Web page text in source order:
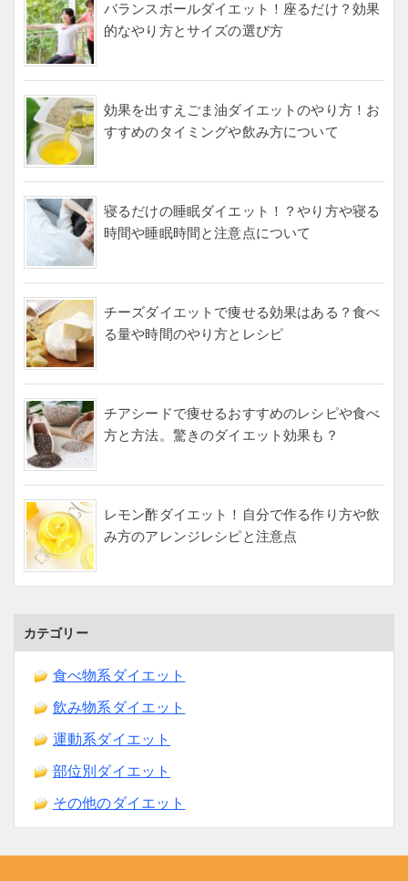
バランスボールダイエット！座るだけ？効果
的なやり方とサイズの選び方
効果を出すえごま油ダイエットのやり方！お
すすめのタイミングや飲み方について
寝るだけの睡眠ダイエット！？やり方や寝る
時間や睡眠時間と注意点について
チーズダイエットで痩せる効果はある？食べ
る量や時間のやり方とレシピ
チアシードで痩せるおすすめのレシピや食べ
方と方法。驚きのダイエット効果も？
レモン酢ダイエット！自分で作る作り方や飲
み方のアレンジレシピと注意点
カテゴリー
食べ物系ダイエット
飲み物系ダイエット
運動系ダイエット
部位別ダイエット
その他のダイエット